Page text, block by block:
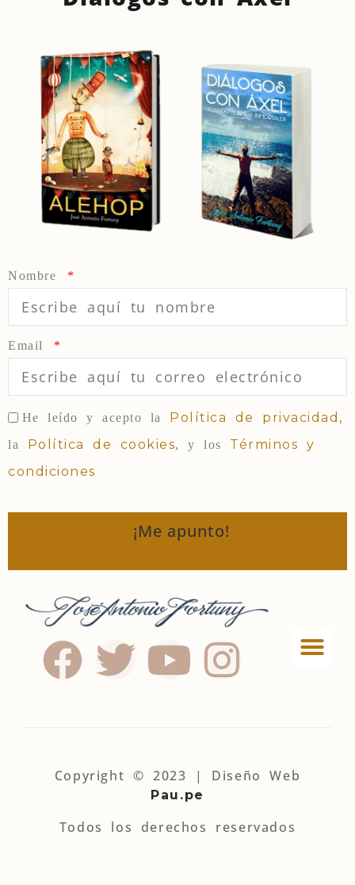
Nombre
Email
He leído y acepto la Política de privacidad,
la Política de cookies, y los Términos y
condiciones
¡Me apunto!
Copyright © 2023 | Diseño Web
Pau.pe
Todos los derechos reservados